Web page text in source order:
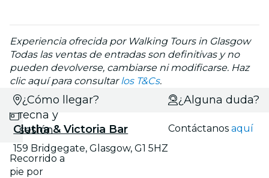
Experiencia ofrecida por Walking Tours in Glasgow
Todas las ventas de entradas son definitivas y no
pueden devolverse, cambiarse ni modificarse. Haz
clic aquí para consultar los T&Cs.
Selecciona
fecha y
sesión
Recorrido a
pie por
¿Cómo llegar?
Clutha & Victoria Bar
159 Bridgegate, Glasgow, G1 5HZ
¿Alguna duda?
Contáctanosaquí